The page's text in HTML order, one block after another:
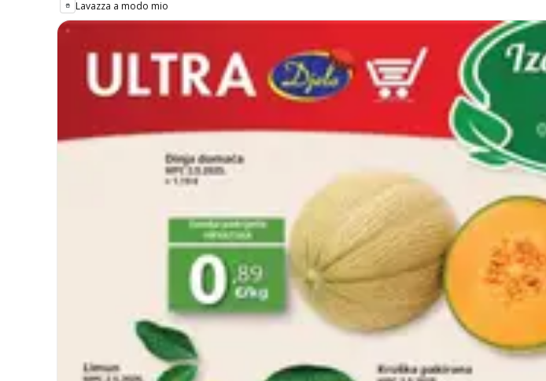
Lavazza a modo mio